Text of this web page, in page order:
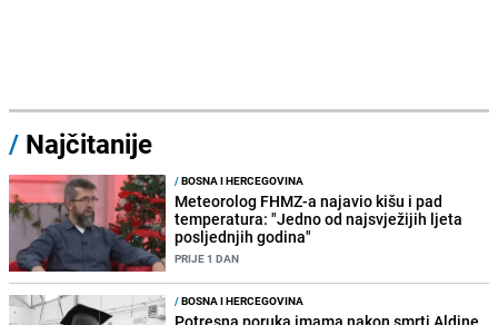
/ Najčitanije
/BOSNA I HERCEGOVINA
Meteorolog FHMZ-a najavio kišu i pad
temperatura: "Jedno od najsvježijih ljeta
posljednjih godina"
PRIJE 1 DAN
/BOSNA I HERCEGOVINA